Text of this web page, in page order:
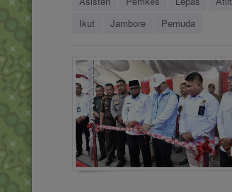
Ikut
Jambore Pemuda